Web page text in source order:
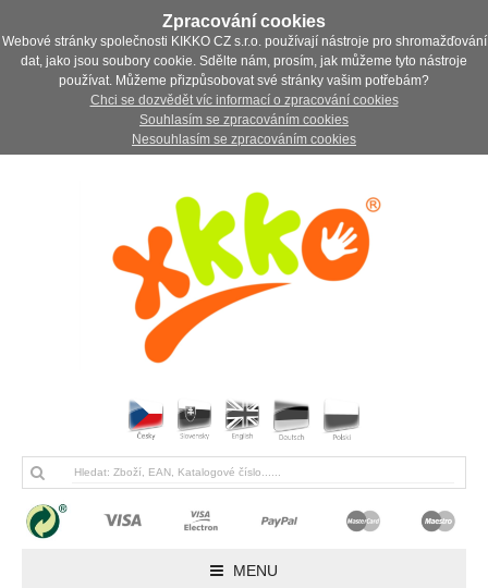
Zpracování cookies
Webové stránky společnosti KIKKO CZ s.r.o. používají nástroje pro shromažďování
dat, jako jsou soubory cookie. Sdělte nám, prosím, jak můžeme tyto nástroje
používat. Můžeme přizpůsobovat své stránky vašim potřebám?
Chci se dozvědět víc informací o zpracování cookies
Souhlasím se zpracováním cookies
Nesouhlasím se zpracováním cookies
MENU